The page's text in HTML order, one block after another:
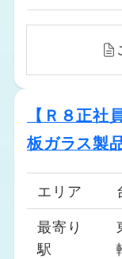
【Ｒ８正
板ガラス製
エリア
最寄り
駅